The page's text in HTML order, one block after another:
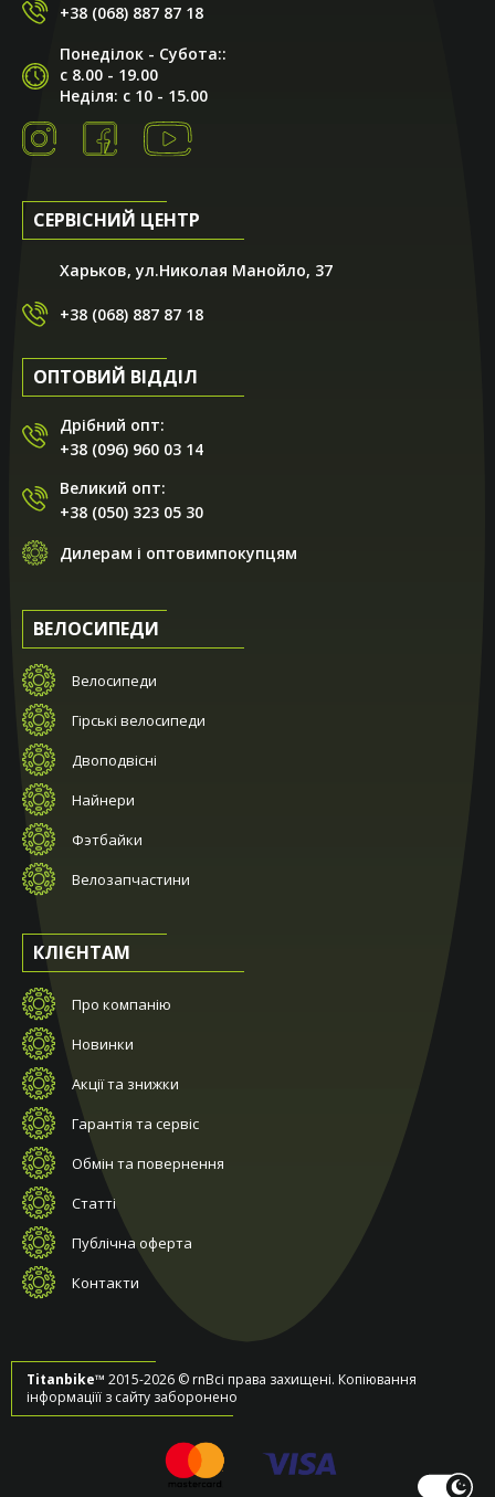
Игорь Бондаренко
04.09.2020
Решил сыну присмотреть велосипед. Магазин большой,
ассортимент гигантский!!! Очень помог с выбором
продавец Андрей. Предложил довольно интересную
порадовали условия покупки. Со скидкой в 25% цена
стала довольно привлекательной. Вобщем, всем
подобрать вам железного друга на любой вкус!!!
+38 (068) 887 87 18
Понеділок - Субота::
с 8.00 - 19.00
Неділя: с 10 - 15.00
СЕРВІСНИЙ ЦЕНТР
Харьков, ул.Николая Манойло, 37
+38 (068) 887 87 18
ОПТОВИЙ ВІДДІЛ
Дрібний опт:
+38 (096) 960 03 14
Великий опт:
+38 (050) 323 05 30
Дилерам і оптовимпокупцям
ВЕЛОСИПЕДИ
Велосипеди
Гірські велосипеди
Двоподвісні
Найнери
Фэтбайки
Велозапчастини
КЛІЄНТАМ
Про компанію
Новинки
Акції та знижки
Гарантія та сервіс
Обмін та повернення
Статті
Публічна оферта
Контакти
Titanbike™ 2015-2026 © rnВсі права захищені. Копіювання
інформаціїї з сайту заборонено